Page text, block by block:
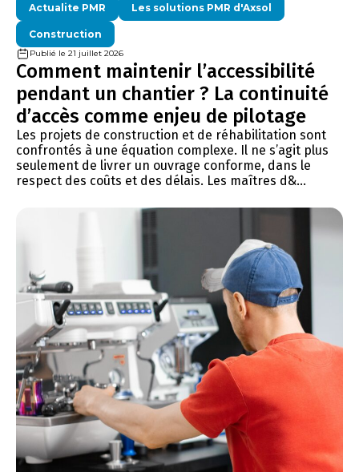
Actualite PMR Les solutions PMR d'Axsol
Construction
Publié le 21 juillet 2026
Comment maintenir l’accessibilité
pendant un chantier ? La continuité
d’accès comme enjeu de pilotage
Les projets de construction et de réhabilitation sont
confrontés à une équation complexe. Il ne s’agit plus
seulement de livrer un ouvrage conforme, dans le
respect des coûts et des délais. Les maîtres d&...